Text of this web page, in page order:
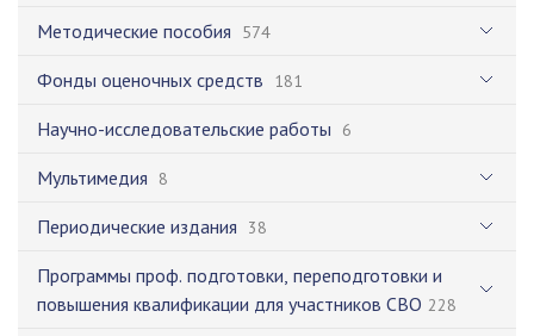
Методические пособия 574
Фонды оценочных средств 181
Научно-исследовательские работы 6
Мультимедия 8
Периодические издания 38
Программы проф. подготовки, переподготовки и
повышения квалификации для участников СВО 228